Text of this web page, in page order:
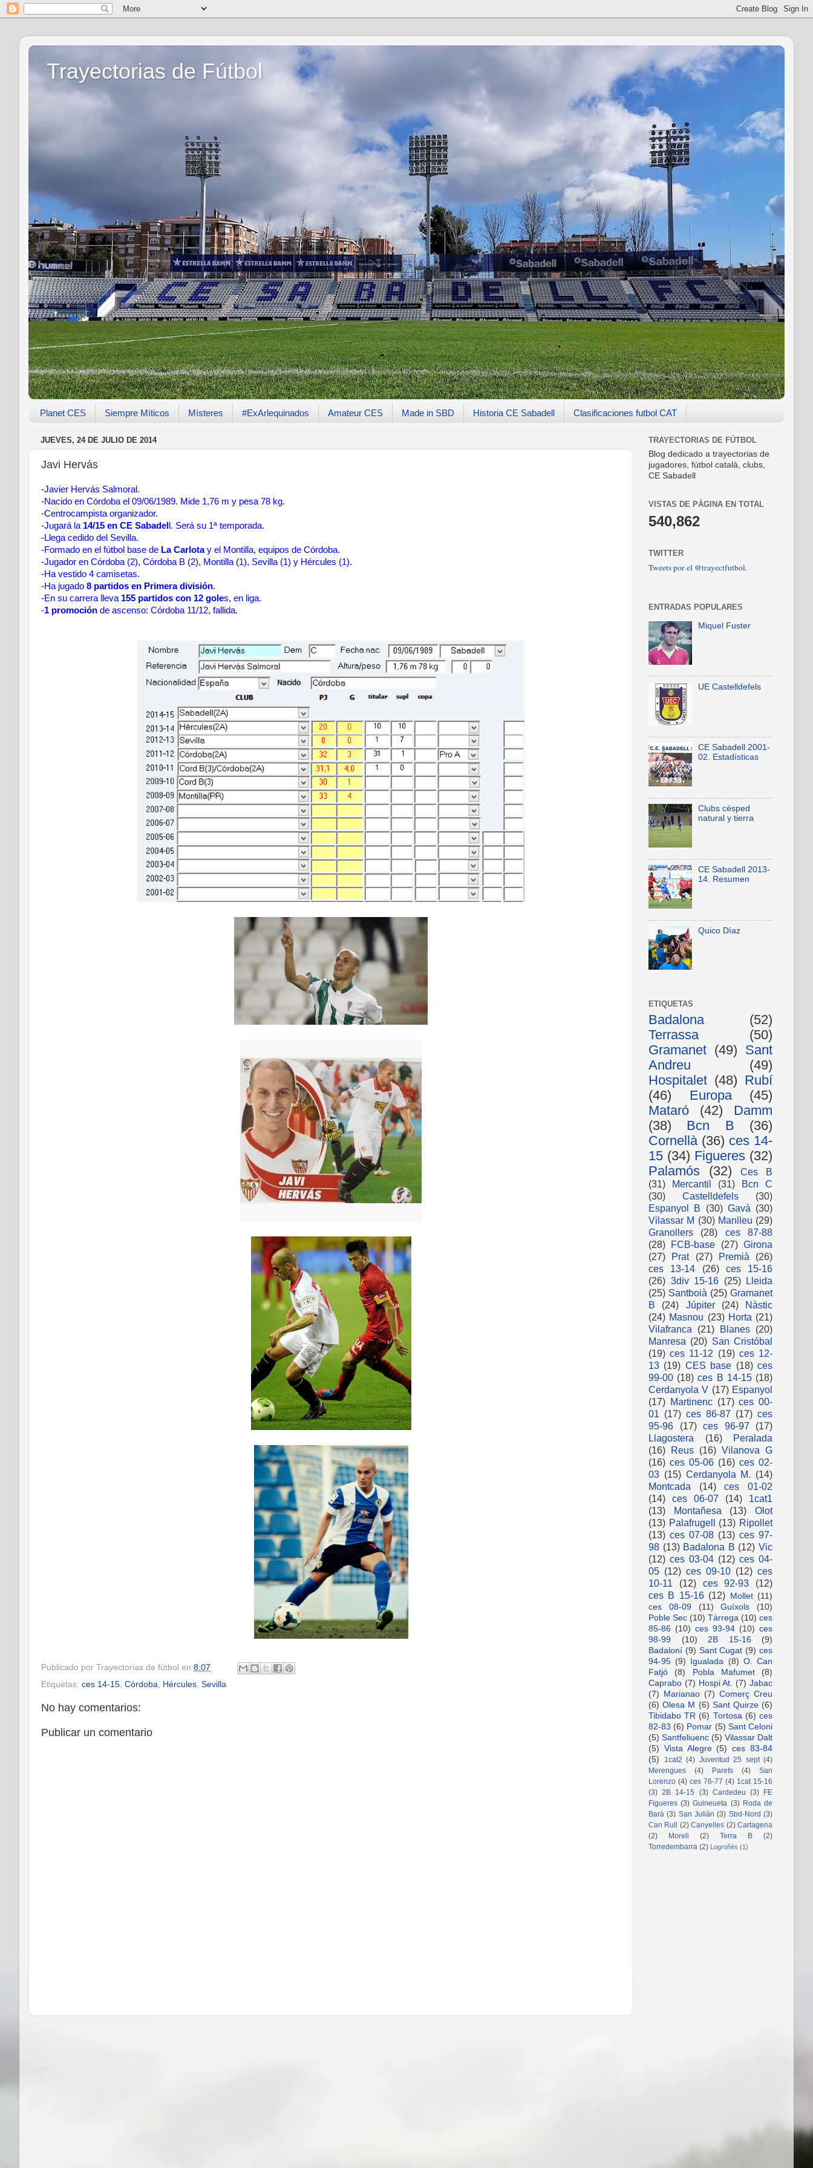
Trayectorias de Fútbol
Planet CES Siempre Míticos Místeres #ExArlequinados Amateur CES Made in SBD Historia CE Sabadell Clasificaciones futbol CAT
JUEVES, 24 DE JULIO DE 2014
Javi Hervás
-Javier Hervás Salmoral.
-Nacido en Córdoba el 09/06/1989. Mide 1,76 m y pesa 78 kg.
-Centrocampista organizador.
-Jugará la 14/15 en CE Sabadel l. Será su 1ª temporada.
-Llega cedido del Sevilla.
-Formado en el fútbol base de La Carlotay el Montilla, equipos de Córdoba.
-Jugador en Córdoba (2), Córdoba B (2), Montilla (1), Sevilla (1) y Hércules (1).
-Ha vestido 4 camisetas.
-Ha jugado 8 partidos en Primera división.
-En su carrera lleva 155 partidos con 12 goles, en liga.
-1 promoción de ascenso: Córdoba 11/12, fallida.
Publicado por Trayectorias de fútbol en 8:07
Etiquetas: ces 14-15 Córdoba Hércules Sevilla
No hay comentarios:
Publicar un comentario
TRAYECTORIAS DE FÚTBOL
Blog dedicado a trayectorias de
jugadores, fútbol català, clubs,
CE Sabadell
VISTAS DE PÁGINA EN TOTAL
540,862
TWITTER
Tweets por el @trayectfutbol.
ENTRADAS POPULARES
Miquel Fuster
UE Castelldefels
CE Sabadell 2001-
02. Estadísticas
Clubs césped
natural y tierra
CE Sabadell 2013-
14. Resumen
Quico Díaz
ETIQUETAS
Badalona
(52)
Terrassa
(50)
Gramanet (49) Sant
Andreu
(49)
Hospitalet (48) Rubí
(46)
Europa
(45)
Mataró
(42)
Damm
(38)
Bcn B
(36)
Cornellà (36) ces 14-
15 (34) Figueres (32)
Palamós
(32)
Ces B
(31)
Mercantil (31)
Bcn C
(30)
Castelldefels
(30)
Espanyol B
(30) Gavà (30)
Vilassar M (30) Manlleu (29)
Granollers
(28)
ces 87-88
(28) FCB-base (27) Girona
(27)
Prat (27) Premià
(26)
ces 13-14
(26)
ces 15-16
(26) 3div 15-16 (25) Lleida
(25) Santboià (25) Gramanet
B
(24) Júpiter (24)
Nàstic
(24) Masnou (23) Horta (21)
Vilafranca
(21) Blanes (20)
Manresa (20) San Cristóbal
(19) ces 11-12 (19) ces 12-
13 (19) CES base (18) ces
99-00 (18) ces B 14-15 (18)
Cerdanyola V (17) Espanyol
(17) Martinenc (17) ces 00-
01 (17) ces 86-87 (17) ces
95-96
(17) ces 96-97
(17)
Llagostera
(16)
Peralada
(16) Reus (16) Vilanova G
(16) ces 05-06 (16) ces 02-
03 (15) Cerdanyola M. (14)
Montcada
(14)
ces 01-02
(14)
ces 06-07 (14)
1cat1
(13)
Montañesa (13)
Olot
(13) Palafrugell (13) Ripollet
(13) ces 07-08 (13) ces 97-
98 (13) Badalona B (12) Vic
(12) ces 03-04 (12) ces 04-
05 (12) ces 09-10 (12) ces
10-11
(12) ces 92-93
(12)
ces B 15-16 (12) Mollet (11)
ces 08-09
(11) Guíxols
(10)
Poble Sec (10) Tàrrega (10) ces
85-86 (10) ces 93-94 (10) ces
98-99
(10) 2B 15-16
(9)
Badaloní (9) Sant Cugat (9) ces
94-95 (9) Igualada (8) O. Can
Fatjó
(8) Pobla Mafumet
(8)
Caprabo (7) Hospi At. (7) Jabac
(7)
Marianao (7) Comerç Creu
(6) Olesa M (6) Sant Quirze (6)
Tibidabo TR (6) Tortosa (6) ces
82-83 (6) Pomar (5) Sant Celoni
(5) Santfeliuenc (5) Vilassar Dalt
(5) Vista Alegre (5)
ces 83-84
(5)
1cat2 (4) Juventud 25 sept (4)
Merengues
(4) Parets (4)
San
Lorenzo (4) ces 76-77 (4) 1cat 15-16
(3) 2B 14-15 (3) Cardedeu (3)
FE
Figueres (3) Guineueta (3) Roda de
Barà (3) San Julián (3) Sbd-Nord (3)
Can Rull
(2) Canyelles (2) Cartagena
(2)
Morell (2) Terra B
(2)
Torredembarra (2) Logroñés (1)